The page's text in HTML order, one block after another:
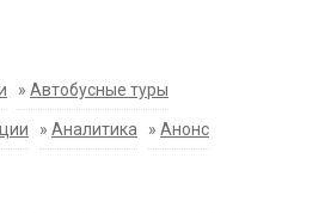
» Автобусные туры
» Аналитика » Анонс